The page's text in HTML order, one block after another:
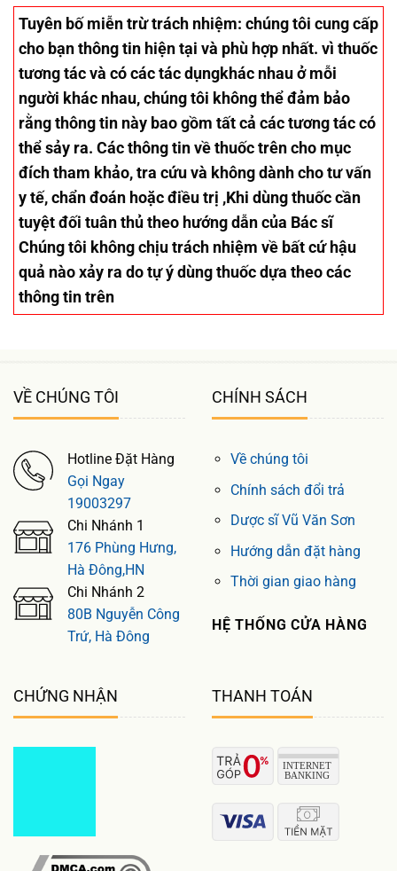
Tuyên bố miễn trừ trách nhiệm: chúng tôi cung cấp
cho bạn thông tin hiện tại và phù hợp nhất. vì thuốc
tương tác và có các tác dụngkhác nhau ở mỗi
người khác nhau, chúng tôi không thể đảm bảo
rằng thông tin này bao gồm tất cả các tương tác có
thể sảy ra. Các thông tin về thuốc trên cho mục
đích tham khảo, tra cứu và không dành cho tư vấn
y tế, chẩn đoán hoặc điều trị ,Khi dùng thuốc cần
tuyệt đối tuân thủ theo hướng dẫn của Bác sĩ
Chúng tôi không chịu trách nhiệm về bất cứ hậu
quả nào xảy ra do tự ý dùng thuốc dựa theo các
thông tin trên
VỀ CHÚNG TÔI
Hotline Đặt Hàng
Gọi Ngay
19003297
Chi Nhánh 1
176 Phùng Hưng,
Hà Đông,HN
Chi Nhánh 2
80B Nguyễn Công
Trứ, Hà Đông
CHÍNH SÁCH
Về chúng tôi
Chính sách đổi trả
Dược sĩ Vũ Văn Sơn
Hướng dẫn đặt hàng
Thời gian giao hàng
HỆ THỐNG CỬA HÀNG
CHỨNG NHẬN THANH TOÁN